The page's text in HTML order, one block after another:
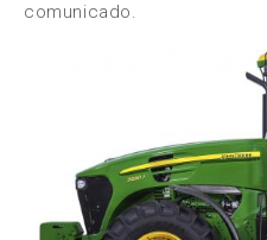
comunicado.